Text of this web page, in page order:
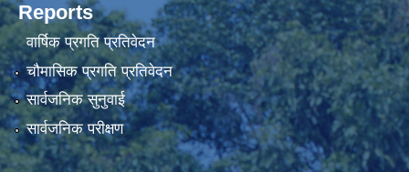
Reports
वार्षिक प्रगति प्रतिवेदन
चौमासिक प्रगति प्रतिवेदन
सार्वजनिक सुनुवाई
सार्वजनिक परीक्षण